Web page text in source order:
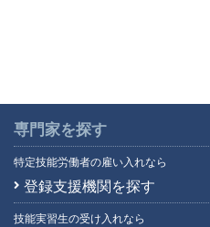
専門家を探す
特定技能労働者の雇い入れなら
登録支援機関を探す
技能実習生の受け入れなら